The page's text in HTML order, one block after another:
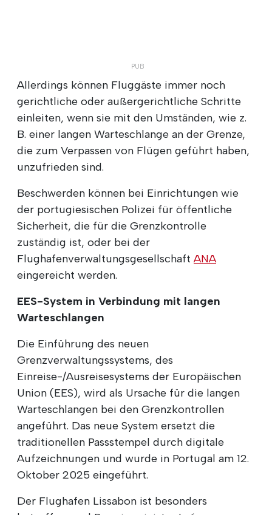
Allerdings können Fluggäste immer noch
gerichtliche oder außergerichtliche Schritte
einleiten, wenn sie mit den Umständen, wie z.
B. einer langen Warteschlange an der Grenze,
die zum Verpassen von Flügen geführt haben,
unzufrieden sind.
Beschwerden können bei Einrichtungen wie
der portugiesischen Polizei für öffentliche
Sicherheit, die für die Grenzkontrolle
zuständig ist, oder bei der
FlughafenverwaltungsgesellschaftANA
eingereicht werden.
EES-System in Verbindung mit langen
Warteschlangen
Die Einführung des neuen
Grenzverwaltungssystems, des
Einreise-/Ausreisesystems der Europäischen
Union (EES), wird als Ursache für die langen
Warteschlangen bei den Grenzkontrollen
angeführt. Das neue System ersetzt die
traditionellen Passstempel durch digitale
Aufzeichnungen und wurde in Portugal am 12.
Oktober 2025 eingeführt.
Der Flughafen Lissabon ist besonders